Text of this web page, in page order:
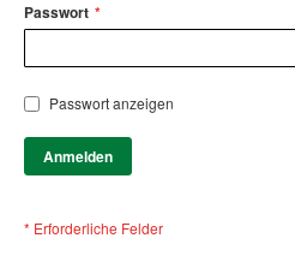
Passwort
Passwort anzeigen
Anmelden